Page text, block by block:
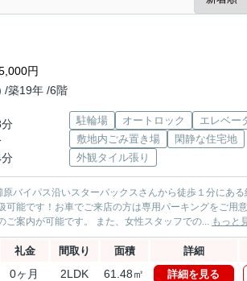
円
/築19年 /6階
分
分
駐輪場 オートロック
エレベー
敷地内ごみ置き場
閑静な住宅地
外観タイル張り
バイパス沿いスターバックスさんから徒歩１分にあ
能です！お車でご来店の方は専用パーキングをご用
案内が可能です。 また、女性スタッフでの... もっと
礼金 間取り 面積 詳細
0ヶ月 2LDK 61.48㎡ 詳細を見る